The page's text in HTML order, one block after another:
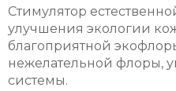
Стимулятор
улучшения экологии
благоприятной
нежелательной флоры,
системы.